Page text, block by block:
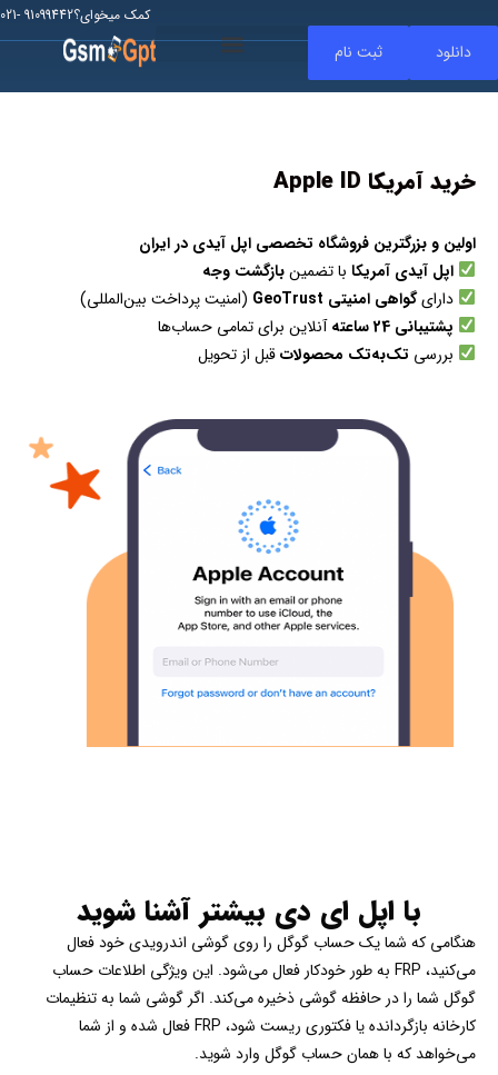
کمک میخوای؟91099442 -021
دانلود ثبت نام
خرید آمریکا Apple ID
اولین و بزرگترین فروشگاه تخصصی اپل آیدی در ایران
اپل آیدی آمریکابا تضمینبازگشت وجه
دارایگواهی امنیتی GeoTrust
(امنیت پرداخت بین‌المللی)
پشتیبانی 24 ساعته
آنلاین برای تمامی حساب‌ها
بررسی تک‌به‌تک محصولاتقبل از تحویل
با اپل ای دی بیشتر آشنا شوید
هنگامی که شما یک حساب گوگل را روی گوشی اندرویدی خود فعال
می‌کنید، FRP به طور خودکار فعال می‌شود. این ویژگی اطلاعات حساب
گوگل شما را در حافظه گوشی ذخیره می‌کند. اگر گوشی شما به تنظیمات
کارخانه بازگردانده یا فکتوری ریست شود، FRP فعال شده و از شما
می‌خواهد که با همان حساب گوگل وارد شوید.